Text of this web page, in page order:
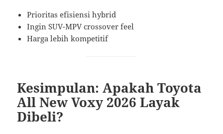
Prioritas efisiensi hybrid
Ingin SUV-MPV crossover feel
Harga lebih kompetitif
Kesimpulan: Apakah Toyota
All New Voxy 2026 Layak
Dibeli?